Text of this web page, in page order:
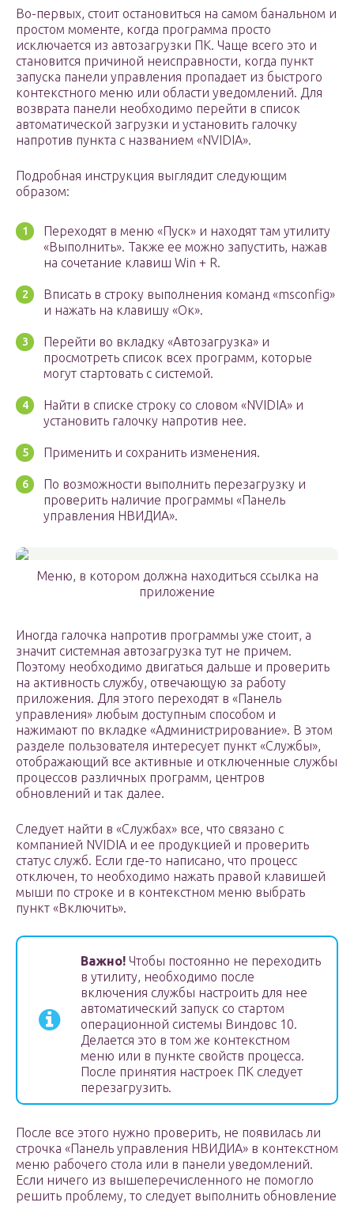
Во-первых, стоит остановиться на самом банальном и
простом моменте, когда программа просто
исключается из автозагрузки ПК. Чаще всего это и
становится причиной неисправности, когда пункт
запуска панели управления пропадает из быстрого
контекстного меню или области уведомлений. Для
возврата панели необходимо перейти в список
автоматической загрузки и установить галочку
напротив пункта с названием «NVIDIA».
Подробная инструкция выглядит следующим
образом:
Переходят в меню «Пуск» и находят там утилиту
«Выполнить». Также ее можно запустить, нажав
на сочетание клавиш Win + R.
Вписать в строку выполнения команд «msconfig»
и нажать на клавишу «Ок».
Перейти во вкладку «Автозагрузка» и
просмотреть список всех программ, которые
могут стартовать с системой.
Найти в списке строку со словом «NVIDIA» и
установить галочку напротив нее.
Применить и сохранить изменения.
По возможности выполнить перезагрузку и
проверить наличие программы «Панель
управления НВИДИА».
Меню, в котором должна находиться ссылка на
приложение
Иногда галочка напротив программы уже стоит, а
значит системная автозагрузка тут не причем.
Поэтому необходимо двигаться дальше и проверить
на активность службу, отвечающую за работу
приложения. Для этого переходят в «Панель
управления» любым доступным способом и
нажимают по вкладке «Администрирование». В этом
разделе пользователя интересует пункт «Службы»,
отображающий все активные и отключенные службы
процессов различных программ, центров
обновлений и так далее.
Следует найти в «Службах» все, что связано с
компанией NVIDIA и ее продукцией и проверить
статус служб. Если где-то написано, что процесс
отключен, то необходимо нажать правой клавишей
мыши по строке и в контекстном меню выбрать
пункт «Включить».
Важно! Чтобы постоянно не переходить
в утилиту, необходимо после
включения службы настроить для нее
автоматический запуск со стартом
операционной системы Виндовс 10.
Делается это в том же контекстном
меню или в пункте свойств процесса.
После принятия настроек ПК следует
перезагрузить.
После все этого нужно проверить, не появилась ли
строчка «Панель управления НВИДИА» в контекстном
меню рабочего стола или в панели уведомлений.
Если ничего из вышеперечисленного не помогло
решить проблему, то следует выполнить обновление